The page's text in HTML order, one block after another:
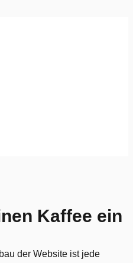
Kaffee ein
der Website ist jede